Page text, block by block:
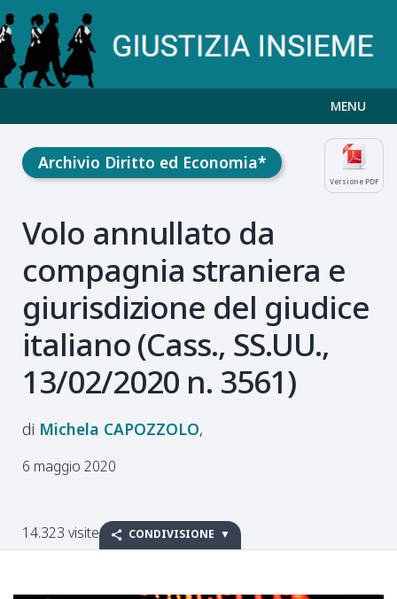
MENU
Versione PDF
Archivio Diritto ed Economia*
Volo annullato da
compagnia straniera e
giurisdizione del giudice
italiano (Cass., SS.UU.,
13/02/2020 n. 3561)
Michela CAPOZZOLO
6 maggio 2020
14.323 visite CONDIVISIONE